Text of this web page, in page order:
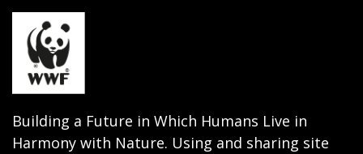
Building a Future in Which Humans Live in
Harmony with Nature. Using and sharing site